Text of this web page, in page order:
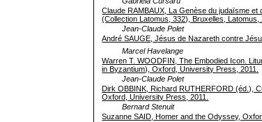
Claude RAMBAUX, La Genèse du judaïsme
(Collection Latomus, 332), Bruxelles, Latomus,
Jean-Claude Polet
André SAUGE, Jésus de Nazareth contre
Marcel Havelange
Warren T. WOODFIN, The Embodied Icon.
in Byzantium), Oxford, University Press, 2011.
Jean-Claude Polet
Dirk OBBINK, Richard RUTHERFORD (éd.),
Oxford, University Press, 2011.
Bernard Stenuit
Suzanne SAID, Homer and the Odyssey,